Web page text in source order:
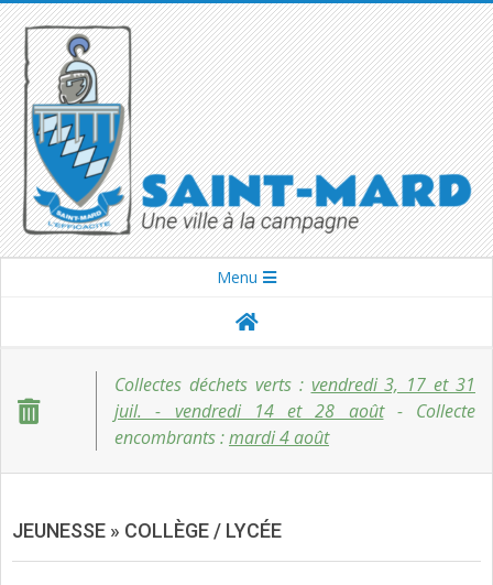
Skip
to
content
SAINT-
Menu
Collectes déchets verts : vendredi 3, 17 et 31
juil. - vendredi 14 et 28 août- Collecte
encombrants :mardi 4 août
JEUNESSE » COLLÈGE / LYCÉE